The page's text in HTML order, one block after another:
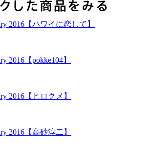
2016【ハワイに恋して】
2016【pokke104】
2016【ヒロクメ】
2016【高砂淳二】